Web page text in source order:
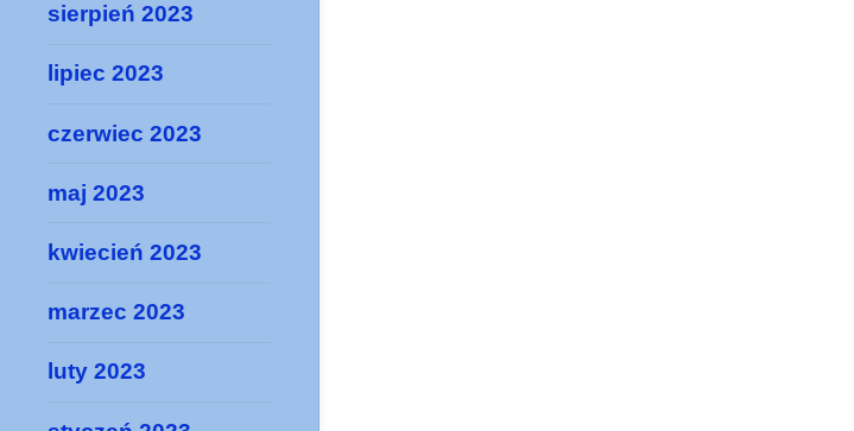
sierpień 2023
lipiec 2023
czerwiec 2023
maj 2023
kwiecień 2023
marzec 2023
luty 2023